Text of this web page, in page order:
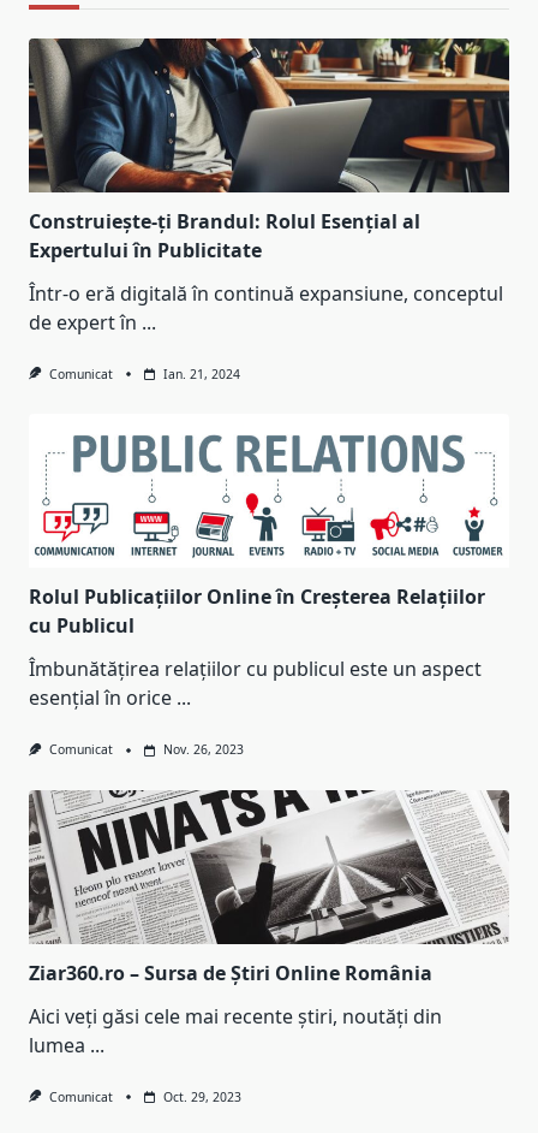
Construiește-ți Brandul: Rolul Esențial al
Expertului în Publicitate
Într-o eră digitală în continuă expansiune, conceptul
de expert în ...
Comunicat Ian. 21, 2024
Rolul Publicațiilor Online în Creșterea Relațiilor
cu Publicul
Îmbunătățirea relațiilor cu publicul este un aspect
esențial în orice ...
Comunicat Nov. 26, 2023
Ziar360.ro – Sursa de Știri Online România
Aici veți găsi cele mai recente știri, noutăți din
lumea ...
Comunicat Oct. 29, 2023